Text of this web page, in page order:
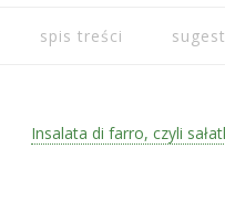
spis treści
Insalata di farro, czyli